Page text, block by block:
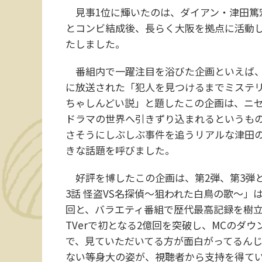
見事1位に輝いたのは、ダイアン・津田
とコンビ結成後、長らく大阪を拠点に活動
たしました。
番組内で一躍注目を浴びた企画といえば
に放送された「犯人を見つけるまでミステ
ちゃしんどい説」と題したこの企画は、ニ
ドラマの世界へ引きずり込まれるという
さそうにしぶしぶ事件を追うリアルな津
きな話題を呼びました。
好評を博したこの企画は、第2弾、第3弾
3話 怪盗VS名探偵～狙われた白鳥の歌～」
回と、バラエティ番組で歴代最高記録を樹
TVerで初となる2億回を突破し、MCのダ
で、見ていただいてる方が面白がってるん
ない等身大の姿が、視聴者から支持を得て